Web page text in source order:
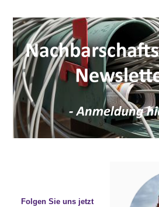
Folgen Sie uns jetzt